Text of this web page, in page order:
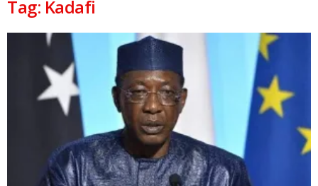
Tag: Kadafi